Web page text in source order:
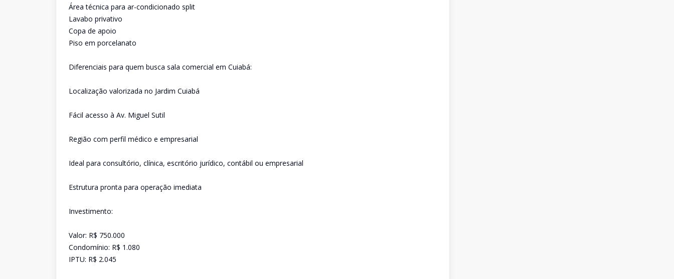
Área técnica para ar-condicionado split
Lavabo privativo
Copa de apoio
Piso em porcelanato
Diferenciais para quem busca sala comercial em Cuiabá:
Localização valorizada no Jardim Cuiabá
Fácil acesso à Av. Miguel Sutil
Região com perfil médico e empresarial
Ideal para consultório, clínica, escritório jurídico, contábil ou empresarial
Estrutura pronta para operação imediata
Investimento:
Valor: R$ 750.000
Condomínio: R$ 1.080
IPTU: R$ 2.045